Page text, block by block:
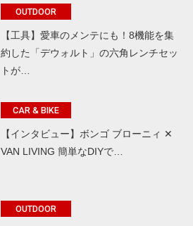
OUTDOOR
【工具】愛車のメンテにも！8機能を集
約した「デウォルト」の六角レンチセッ
トが…
CAR & BIKE
【インタビュー】ボンゴ ブローニィ ✕
VAN LIVING 簡単なDIYで…
OUTDOOR